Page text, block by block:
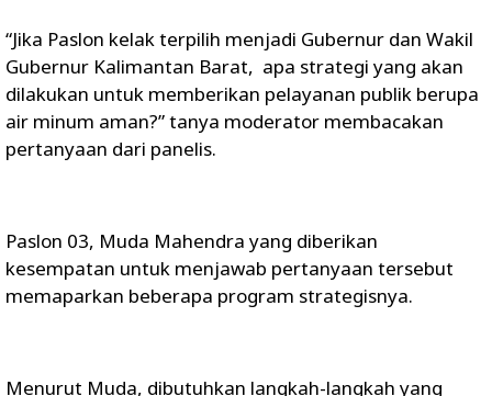
“Jika Paslon kelak terpilih menjadi Gubernur dan Wakil
Gubernur Kalimantan Barat, apa strategi yang akan
dilakukan untuk memberikan pelayanan publik berupa
air minum aman?” tanya moderator membacakan
pertanyaan dari panelis.
Paslon 03, Muda Mahendra yang diberikan
kesempatan untuk menjawab pertanyaan tersebut
memaparkan beberapa program strategisnya.
Menurut Muda, dibutuhkan langkah-langkah yang